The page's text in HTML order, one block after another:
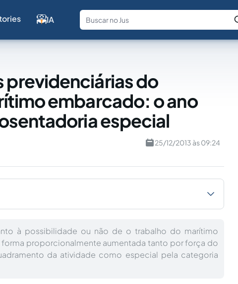
IA
Fale com a IA Buscar no Jus
previdenciárias do
embarcado: o ano
especial
25/12/2013 às 09:24
à possibilidade ou não de o trabalho do marítimo
proporcionalmente aumentada tanto por força do
da atividade como especial pela categoria